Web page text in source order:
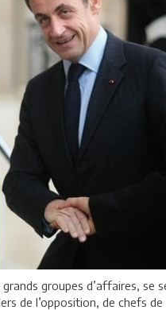
groupes d’affaires, se
de l’opposition, de chefs